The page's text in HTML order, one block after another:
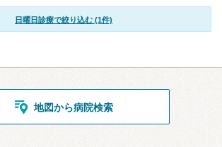
日曜日診療で絞り込む (1件)
地図から病院検索